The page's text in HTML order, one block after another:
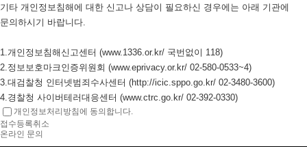
기타 개인정보침해에 대한 신고나 상담이 필요하신 경우에는 아래 기관에
문의하시기 바랍니다.
1.개인정보침해신고센터 (www.1336.or.kr/ 국번없이 118)
2.정보보호마크인증위원회 (www.eprivacy.or.kr/ 02-580-0533~4)
3.대검찰청 인터넷범죄수사센터 (http://icic.sppo.go.kr/ 02-3480-3600)
개인정보처리방침에 동의합니다.
접수등록취소
온라인 문의